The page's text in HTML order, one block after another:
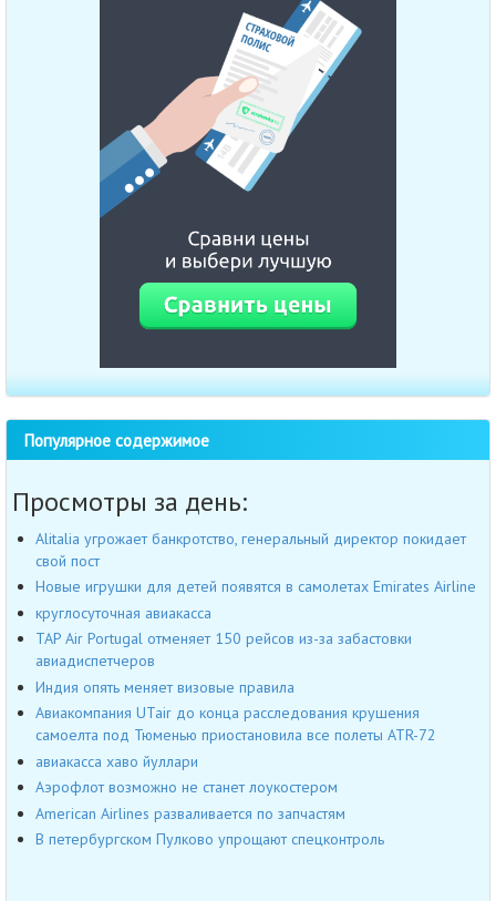
Популярное содержимое
Просмотры за день:
Alitalia угрожает банкротство, генеральный директор покидает
свой пост
Новые игрушки для детей появятся в самолетах Emirates Airline
круглосуточная авиакасса
TAP Air Portugal отменяет 150 рейсов из-за забастовки
авиадиспетчеров
Индия опять меняет визовые правила
Авиакомпания UTair до конца расследования крушения
самоелта под Тюменью приостановила все полеты ATR-72
авиакасса хаво йуллари
Аэрофлот возможно не станет лоукостером
American Airlines разваливается по запчастям
В петербургском Пулково упрощают спецконтроль